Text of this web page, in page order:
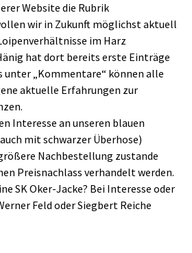
Website die Rubrik
wir in Zukunft möglichst aktuell
im Harz
hat dort bereits erste Einträge
„Kommentare“ können alle
aktuelle Erfahrungen zur
Interesse an unseren blauen
mit schwarzer Überhose)
Nachbestellung zustande
Preisnachlass verhandelt werden.
SK Oker-Jacke? Bei Interesse oder
Feld oder Siegbert Reiche